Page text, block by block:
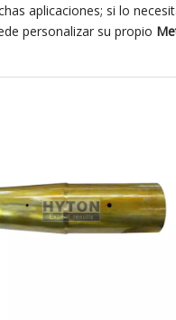
aplicaciones; si lo
personalizar su propio